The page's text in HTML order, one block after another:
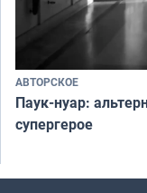
АВТОРСКОЕ
Паук-нуар:
супергерое